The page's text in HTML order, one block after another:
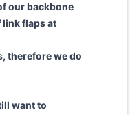
our backbone
flaps at
therefore we do
want to